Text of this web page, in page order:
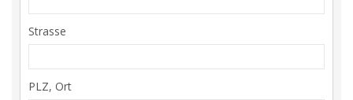
Strasse
PLZ, Ort